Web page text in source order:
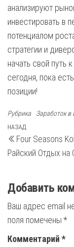
анализируют
инвестировать в
потенциалом
стратегии и
начать свой путь
сегодня, пока
позиции!
Рубрика Заработок в
Навигация
по
записям
Предыдущая
запись
НАЗАД
Four Seasons
Райский Отдых на
Добавить
Ваш адрес email
поля помечены *
Комментарий *